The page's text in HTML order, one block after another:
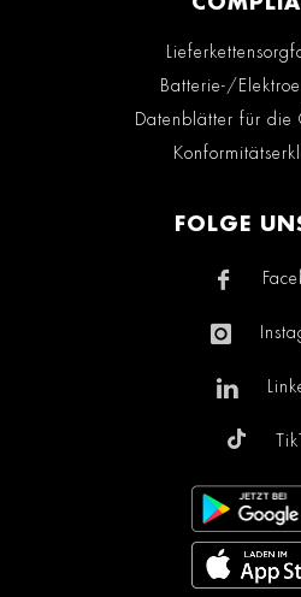
Batterie-/
Datenblätter für die
FOLGE